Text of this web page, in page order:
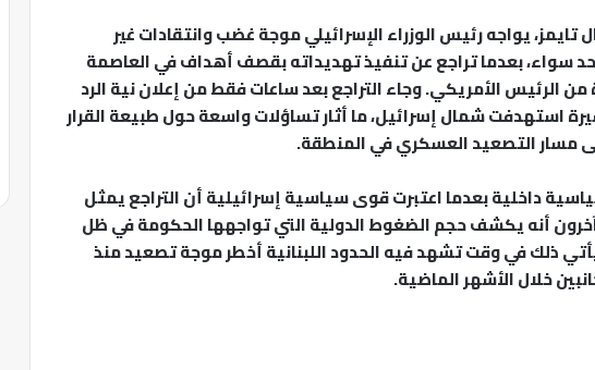
يواجه رئيس الوزراء الإسرائيلي موجة غضب وانتقادات غير
بعدما تراجع عن تنفيذ تهديداته بقصف أهداف في العاصمة
الرئيس الأمريكي. وجاء التراجع بعد ساعات فقط من إعلان نية الرد
استهدفت شمال إسرائيل، ما أثار تساؤلات واسعة حول طبيعة القرار
مسار التصعيد العسكري في المنطقة.
داخلية بعدما اعتبرت قوى سياسية إسرائيلية أن التراجع يمثل
آخرون أنه يكشف حجم الضغوط الدولية التي تواجهها الحكومة في ظل
ذلك في وقت تشهد فيه الحدود اللبنانية أخطر موجة تصعيد منذ
خلال الأشهر الماضية.